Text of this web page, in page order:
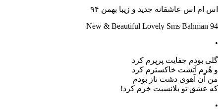
اس ام اس عاشقانه جدید و زیبا بهمن ۹۴
New & Beautiful Lovely Sms Bahman 94
•
گلی بودم جفایت پرپرم کرد
و هُرم آتشت خاکسترم کرد
من آن آهوی دشت ناز بودم
که عشق تو بلانسبت خرم کرد!
•